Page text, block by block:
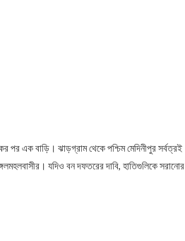
পর এক বাড়ি। ঝাড়গ্রাম থেকে পশ্চিম মেদিনীপুর সর্বত্রই
যদিও বন দফতরের দাবি, হাতিগুলিকে সরানোর